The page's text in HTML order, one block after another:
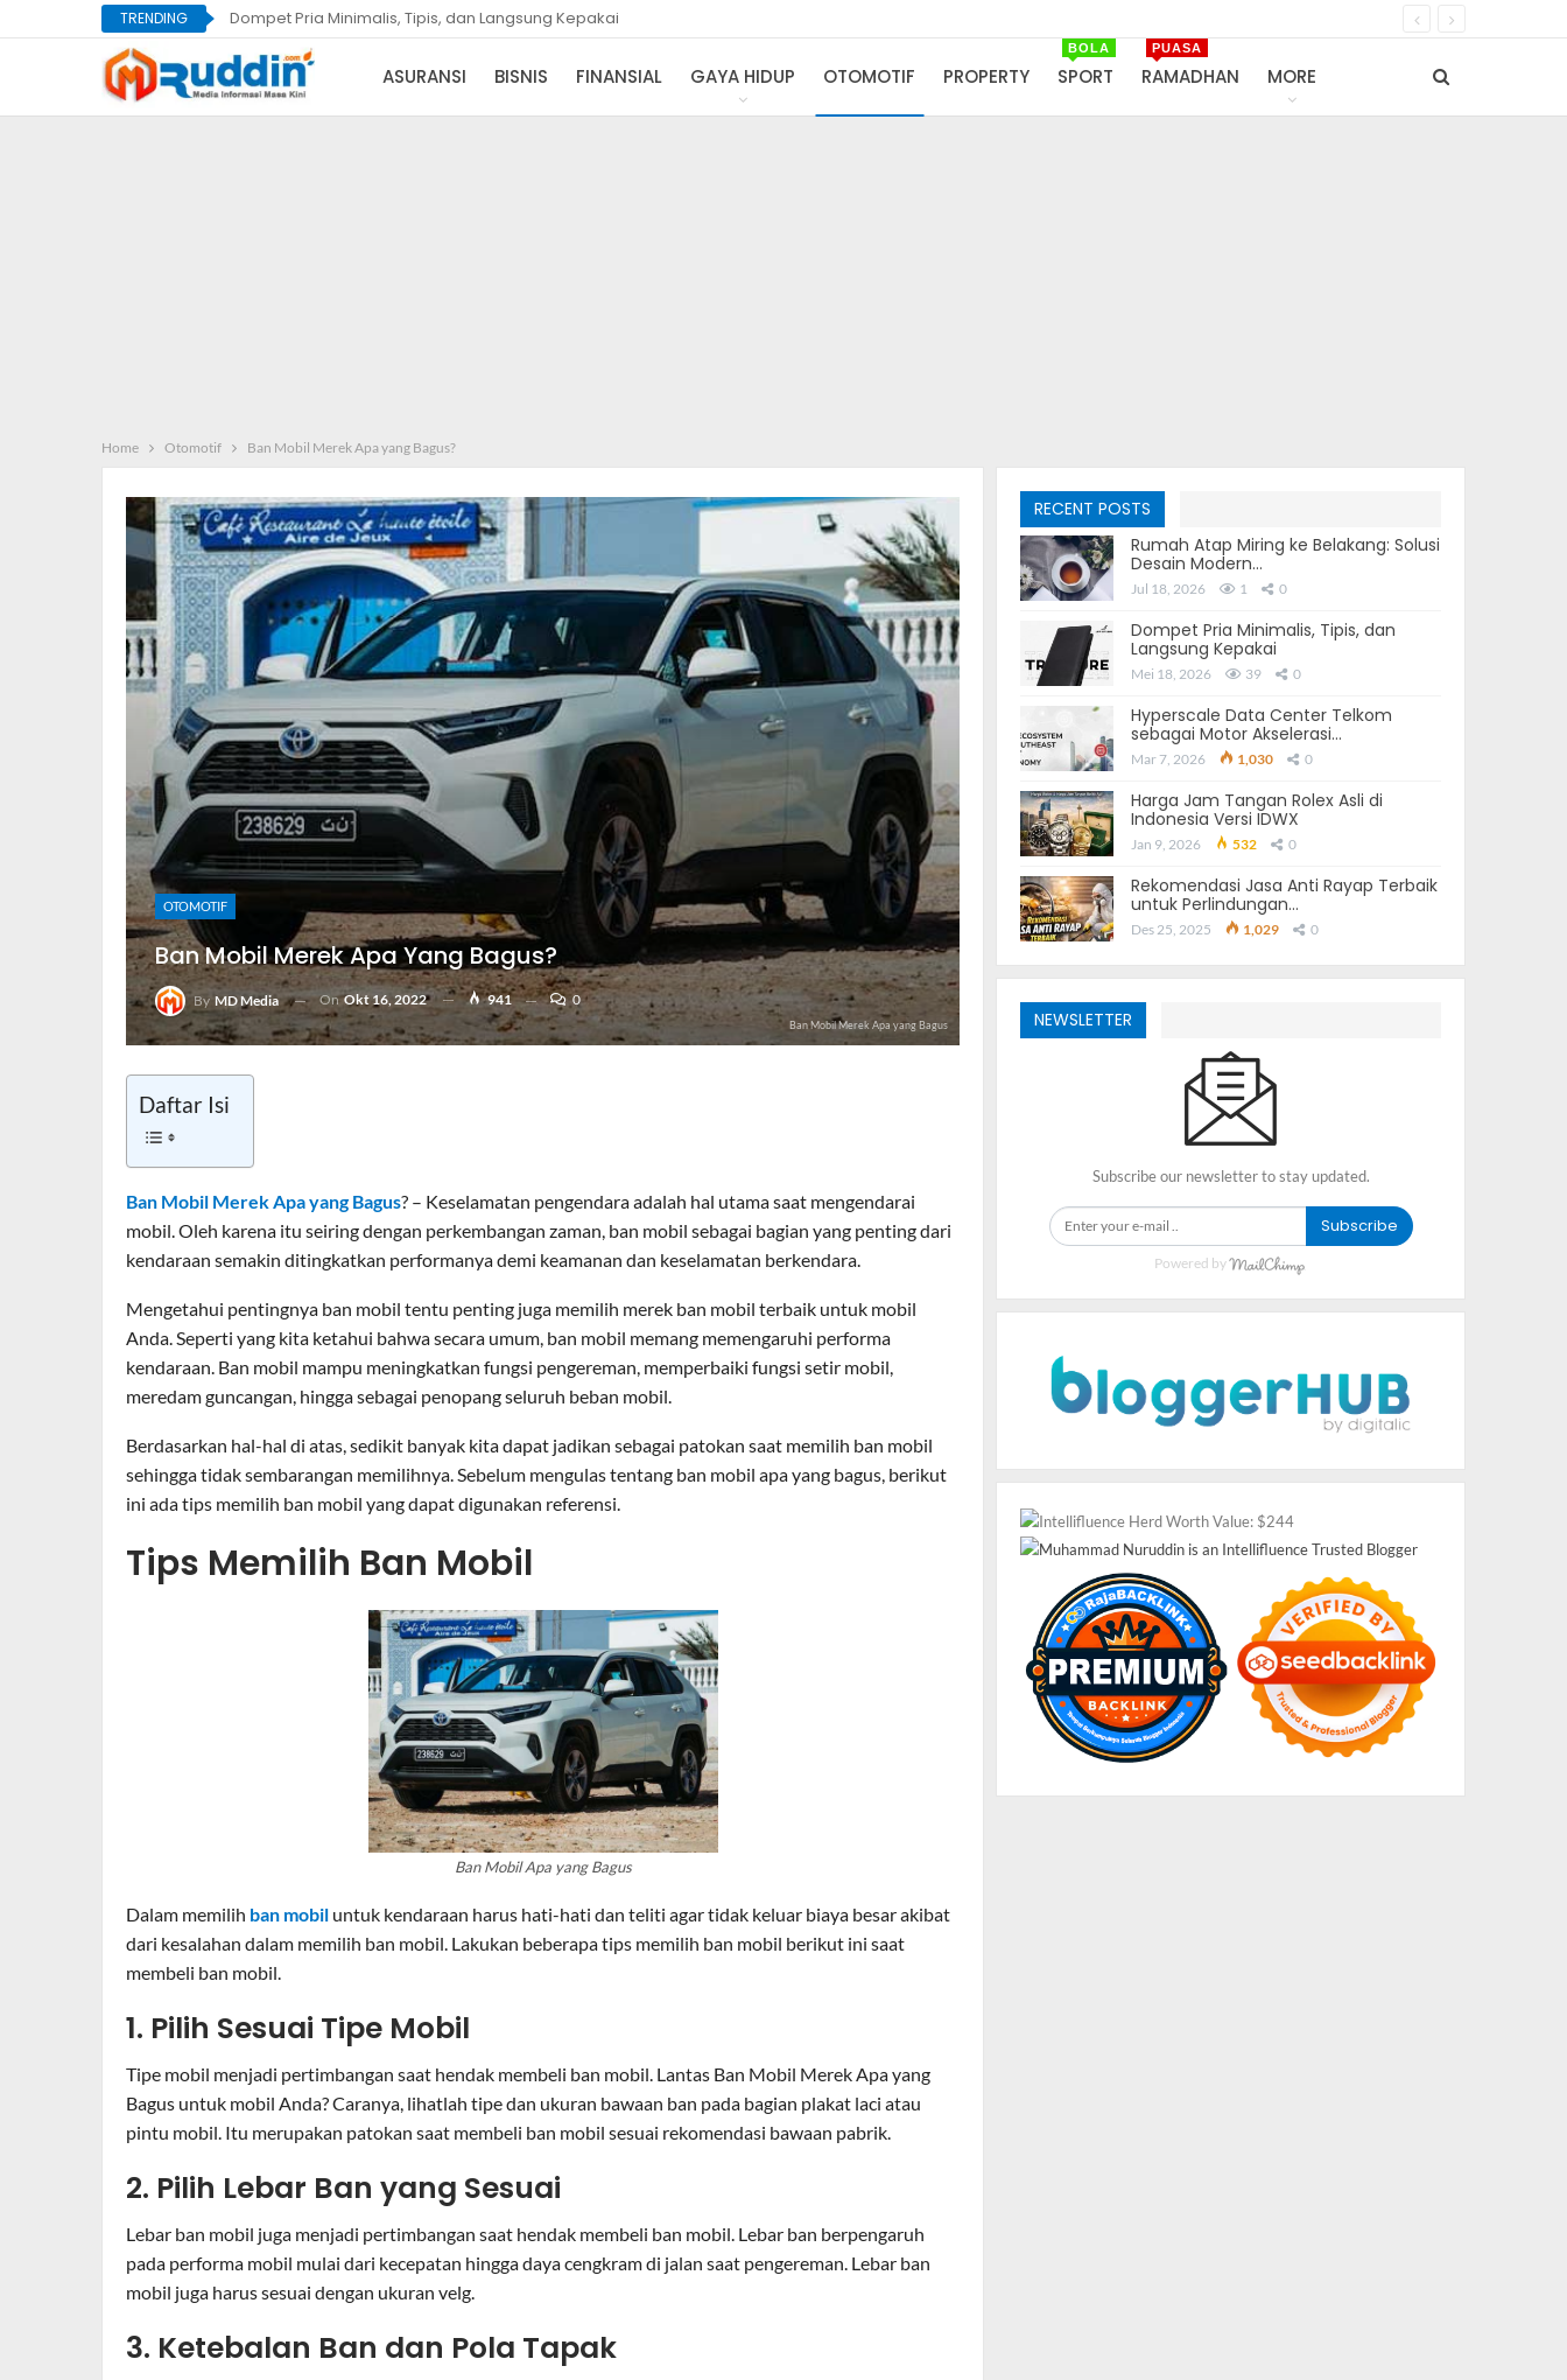
TRENDING Dompet Pria Minimalis, Tipis, dan Langsung Kepakai
ASURANSI BISNIS FINANSIAL GAYA HIDUP OTOMOTIF PROPERTY SPORT
BOLA
RAMADHAN
PUASA
MORE
Home Otomotif Ban Mobil Merek Apa yang Bagus?
OTOMOTIF
Ban Mobil Merek Apa Yang Bagus?
By MD Media OnOkt 16, 2022 941 0
Ban Mobil Merek Apa yang Bagus
Daftar Isi
Ban Mobil Merek Apa yang Bagus? – Keselamatan pengendara adalah hal utama saat mengendarai
mobil. Oleh karena itu seiring dengan perkembangan zaman, ban mobil sebagai bagian yang penting dari
kendaraan semakin ditingkatkan performanya demi keamanan dan keselamatan berkendara.
Mengetahui pentingnya ban mobil tentu penting juga memilih merek ban mobil terbaik untuk mobil
Anda. Seperti yang kita ketahui bahwa secara umum, ban mobil memang memengaruhi performa
kendaraan. Ban mobil mampu meningkatkan fungsi pengereman, memperbaiki fungsi setir mobil,
meredam guncangan, hingga sebagai penopang seluruh beban mobil.
Berdasarkan hal-hal di atas, sedikit banyak kita dapat jadikan sebagai patokan saat memilih ban mobil
sehingga tidak sembarangan memilihnya. Sebelum mengulas tentang ban mobil apa yang bagus, berikut
ini ada tips memilih ban mobil yang dapat digunakan referensi.
Tips Memilih Ban Mobil
Ban Mobil Apa yang Bagus
Dalam memilih ban mobil untuk kendaraan harus hati-hati dan teliti agar tidak keluar biaya besar akibat
dari kesalahan dalam memilih ban mobil. Lakukan beberapa tips memilih ban mobil berikut ini saat
membeli ban mobil.
1. Pilih Sesuai Tipe Mobil
Tipe mobil menjadi pertimbangan saat hendak membeli ban mobil. Lantas Ban Mobil Merek Apa yang
Bagus untuk mobil Anda? Caranya, lihatlah tipe dan ukuran bawaan ban pada bagian plakat laci atau
pintu mobil. Itu merupakan patokan saat membeli ban mobil sesuai rekomendasi bawaan pabrik.
2. Pilih Lebar Ban yang Sesuai
Lebar ban mobil juga menjadi pertimbangan saat hendak membeli ban mobil. Lebar ban berpengaruh
pada performa mobil mulai dari kecepatan hingga daya cengkram di jalan saat pengereman. Lebar ban
mobil juga harus sesuai dengan ukuran velg.
3. Ketebalan Ban dan Pola Tapak
RECENT POSTS
Rumah Atap Miring ke Belakang: Solusi
Desain Modern…
Jul 18, 2026 1 0
Dompet Pria Minimalis, Tipis, dan
Langsung Kepakai
Mei 18, 2026 39 0
Hyperscale Data Center Telkom
sebagai Motor Akselerasi…
Mar 7, 2026 1,030 0
Harga Jam Tangan Rolex Asli di
Indonesia Versi IDWX
Jan 9, 2026 532 0
Rekomendasi Jasa Anti Rayap Terbaik
untuk Perlindungan…
Des 25, 2025 1,029 0
NEWSLETTER
Subscribe our newsletter to stay updated.
Subscribe
Powered by